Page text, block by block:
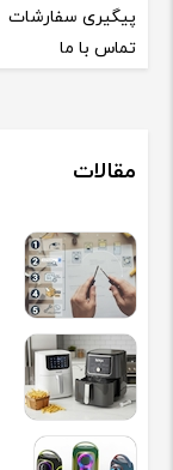
پیگیری سفارشات
تماس با ما
مقالات